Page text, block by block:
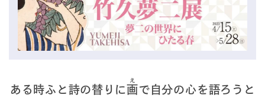
ある時ふと詩の替りに画
え
で自分の心を語ろうと